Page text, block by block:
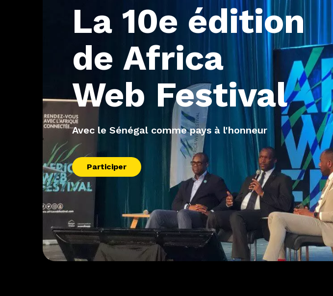
La 10e édition
de Africa
Web Festival
Avec le Sénégal comme pays à l'honneur
Participer